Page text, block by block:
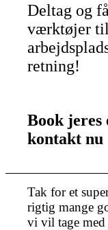
Deltag og
værktøjer
retning!
Book jeres
kontakt nu
Tak for et
rigtig mange
vi vil tage